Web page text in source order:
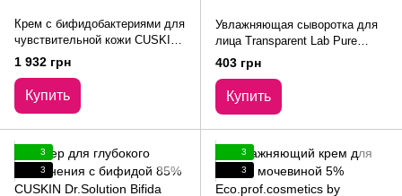
Крем с бифидобактериями для
чувствительной кожи CUSKIN
Dr. Solution Bifida Barrier Cream
1 932 грн
Купить
Увлажняющая сыворотка для
лица Transparent Lab Pure
Glycerin Face Serum 15 мл
403 грн
Купить
3
3
3
3